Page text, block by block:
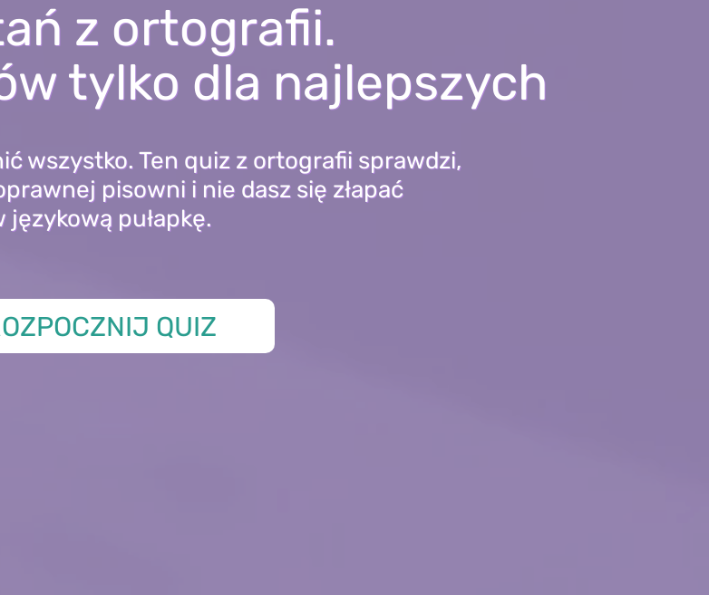
z ortografii.
tylko dla najlepszych
wszystko. Ten quiz z ortografii sprawdzi,
pisowni i nie dasz się złapać
językową pułapkę.
QUIZ